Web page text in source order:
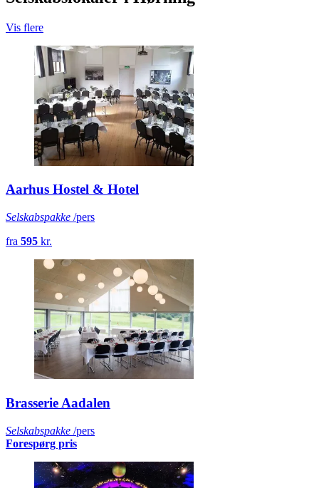
Vis flere
Aarhus Hostel & Hotel
Selskabspakke /pers
fra 595 kr.
Brasserie Aadalen
Selskabspakke /pers
Forespørg pris